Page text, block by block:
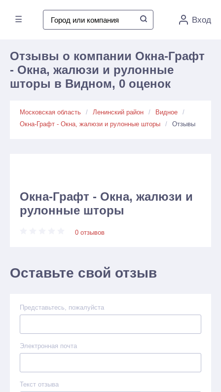
☰ Вход
Отзывы о компании Окна-Графт
- Окна, жалюзи и рулонные
шторы в Видном, 0 оценок
Московская область Ленинский район
Видное
Окна-Графт - Окна, жалюзи и рулонные шторы
Отзывы
Окна-Графт - Окна, жалюзи и
рулонные шторы
0 отзывов
Оставьте свой отзыв
Представьтесь, пожалуйста
Электронная почта
Текст отзыва